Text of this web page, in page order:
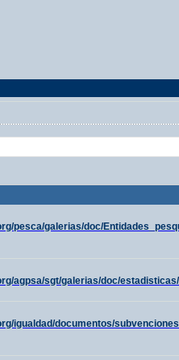
pesca/galerias/doc/
agpsa/sgt/galerias/doc/
igualdad/documentos/